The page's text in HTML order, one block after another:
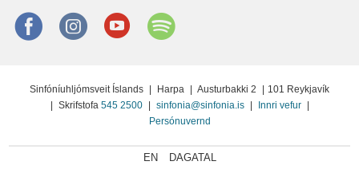
FacebookinstagramYoutube
Sinfóníuhljómsveit Íslands Harpa Austurbakki 2
101 Reykjavík
Skrifstofa 545 2500 sinfonia@sinfonia.is Innri vefur
Persónuvernd
EN DAGATAL